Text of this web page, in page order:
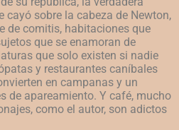
cayó sobre la cabeza de Newton,
de comitis, habitaciones que
que se enamoran de
que solo existen si nadie
y restaurantes caníbales
en campanas y un
de apareamiento. Y café, mucho
como el autor, son adictos